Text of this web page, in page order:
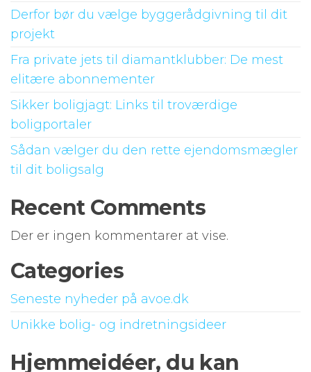
Derfor bør du vælge byggerådgivning til dit
projekt
Fra private jets til diamantklubber: De mest
elitære abonnementer
Sikker boligjagt: Links til troværdige
boligportaler
Sådan vælger du den rette ejendomsmægler
til dit boligsalg
Recent Comments
Der er ingen kommentarer at vise.
Categories
Seneste nyheder på avoe.dk
Unikke bolig- og indretningsideer
Hjemmeidéer, du kan